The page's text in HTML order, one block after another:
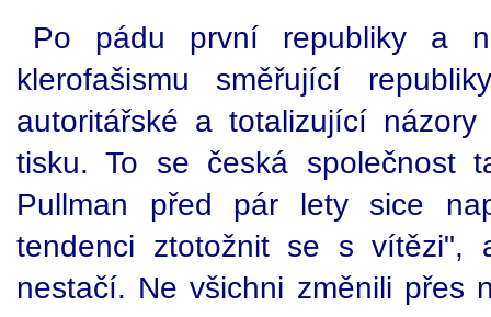
Po pádu první republiky a
klerofašismu směřující
autoritářské a totalizující
tisku. To se česká společnost
Pullman před pár lety sice
tendenci ztotožnit se s vítězi",
nestačí. Ne všichni změnili přes